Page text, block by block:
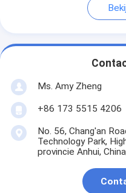
Ms. Amy Zheng
+86 173 5515 4206
No. 56, Chang'an
Technology Park,
provincie Anhui,